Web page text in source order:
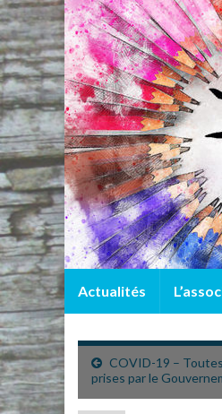
Actualités
COVID-19 –
prises par le